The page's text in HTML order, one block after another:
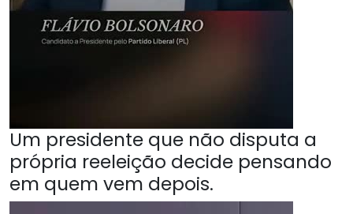
Um presidente que não disputa a
própria reeleição decide pensando
em quem vem depois.